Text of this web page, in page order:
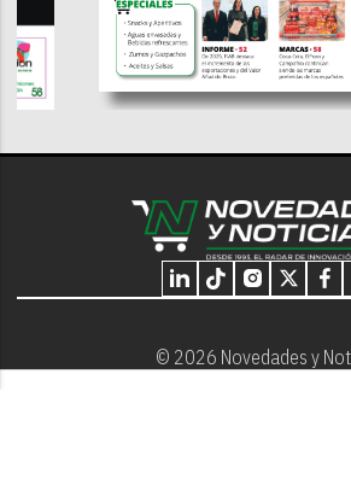
© 2026 Novedades y